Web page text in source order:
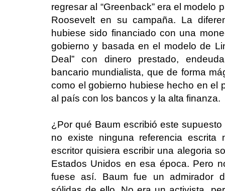
regresar al “Greenback” era el modelo
Roosevelt en su campaña. La
hubiese sido financiado con una
gobierno y basada en el modelo de
Deal” con dinero prestado,
bancario mundialista, que de forma
como el gobierno hubiese hecho en el
al país con los bancos y la alta finanza.
¿Por qué Baum escribió este
no existe ninguna referencia
escritor quisiera escribir una alegoria
Estados Unidos en esa época. Pero
fuese así. Baum fue un admirador